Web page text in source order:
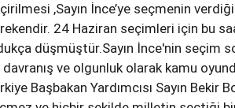
,Sayın İnce’ye seçmenin
24 Haziran seçimleri için bu
düşmüştür.Sayın İnce'nin seçim
davranış ve olgunluk olarak kamu
Başbakan Yardımcısı Sayın Bekir